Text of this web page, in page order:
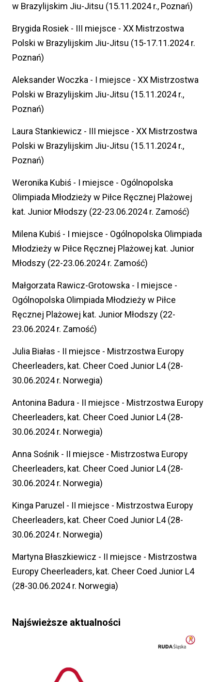
w Brazylijskim Jiu-Jitsu (15.11.2024 r., Poznań)
Brygida Rosiek - III miejsce - XX Mistrzostwa
Polski w Brazylijskim Jiu-Jitsu (15-17.11.2024 r.
Poznań)
Aleksander Woczka - I miejsce - XX Mistrzostwa
Polski w Brazylijskim Jiu-Jitsu (15.11.2024 r.,
Poznań)
Laura Stankiewicz - III miejsce - XX Mistrzostwa
Polski w Brazylijskim Jiu-Jitsu (15.11.2024 r.,
Poznań)
Weronika Kubiś - I miejsce - Ogólnopolska
Olimpiada Młodzieży w Piłce Ręcznej Plażowej
kat. Junior Młodszy (22-23.06.2024 r. Zamość)
Milena Kubiś - I miejsce - Ogólnopolska Olimpiada
Młodzieży w Piłce Ręcznej Plażowej kat. Junior
Młodszy (22-23.06.2024 r. Zamość)
Małgorzata Rawicz-Grotowska - I miejsce -
Ogólnopolska Olimpiada Młodzieży w Piłce
Ręcznej Plażowej kat. Junior Młodszy (22-
23.06.2024 r. Zamość)
Julia Białas - II miejsce - Mistrzostwa Europy
Cheerleaders, kat. Cheer Coed Junior L4 (28-
30.06.2024 r. Norwegia)
Antonina Badura - II miejsce - Mistrzostwa Europy
Cheerleaders, kat. Cheer Coed Junior L4 (28-
30.06.2024 r. Norwegia)
Anna Sośnik - II miejsce - Mistrzostwa Europy
Cheerleaders, kat. Cheer Coed Junior L4 (28-
30.06.2024 r. Norwegia)
Kinga Paruzel - II miejsce - Mistrzostwa Europy
Cheerleaders, kat. Cheer Coed Junior L4 (28-
30.06.2024 r. Norwegia)
Martyna Błaszkiewicz - II miejsce - Mistrzostwa
Europy Cheerleaders, kat. Cheer Coed Junior L4
(28-30.06.2024 r. Norwegia)
Najświeższe aktualności